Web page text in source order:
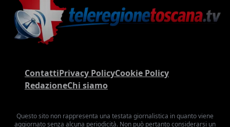
ContattiPrivacy PolicyCookie Policy
RedazioneChi siamo
Questo sito non rappresenta una testata giornalistica in quanto viene
aggiornato senza alcuna periodicità. Non può pertanto considerarsi un